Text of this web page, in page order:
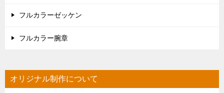
フルカラーゼッケン
フルカラー腕章
オリジナル制作について